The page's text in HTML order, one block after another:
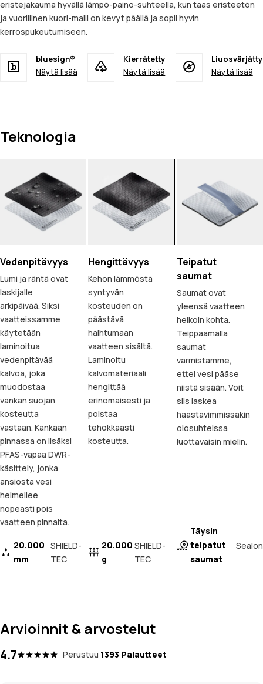
eristejakauma hyvällä lämpö-paino-suhteella, kun taas eristeetön
ja vuorillinen kuori-malli on kevyt päällä ja sopii hyvin
kerrospukeutumiseen.
bluesign®
Näytä lisää
Kierrätetty
Näytä lisää
Liuosvärjätty
Näytä lisää
Teknologia
Vedenpitävyys
Lumi ja räntä ovat
laskijalle
arkipäivää. Siksi
vaatteissamme
käytetään
laminoitua
vedenpitävää
kalvoa, joka
muodostaa
vankan suojan
kosteutta
vastaan. Kankaan
pinnassa on lisäksi
PFAS-vapaa DWR-
käsittely, jonka
ansiosta vesi
helmeilee
nopeasti pois
vaatteen pinnalta.
20.000
mm
SHIELD-
TEC
Hengittävyys
Kehon lämmöstä
syntyvän
kosteuden on
päästävä
haihtumaan
vaatteen sisältä.
Laminoitu
kalvomateriaali
hengittää
erinomaisesti ja
poistaa
tehokkaasti
kosteutta.
20.000
g
SHIELD-
TEC
Teipatut
saumat
Saumat ovat
yleensä vaatteen
heikoin kohta.
Teippaamalla
saumat
varmistamme,
ettei vesi pääse
niistä sisään. Voit
siis laskea
haastavimmissakin
olosuhteissa
luottavaisin mielin.
Täysin
teipatut
saumat
Sealon
Arvioinnit & arvostelut
4.7 Perustuu 1393 Palautteet